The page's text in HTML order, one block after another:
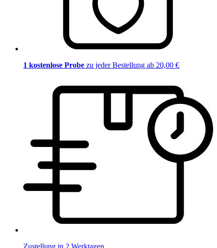
1 kostenlose Probe zu jeder Bestellung ab 20,00 €
Zustellung in 2 Werktagen.